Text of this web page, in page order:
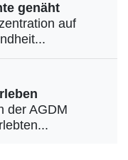
genäht
auf
der AGDM